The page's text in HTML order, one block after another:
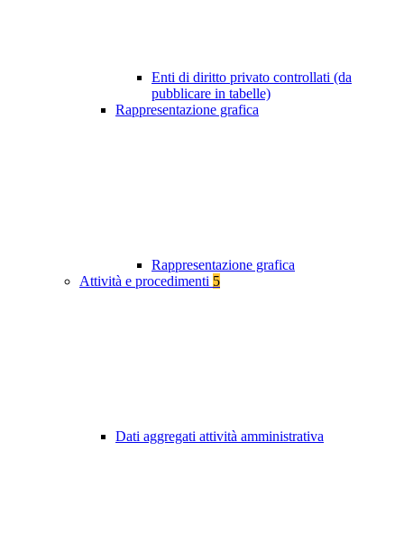
Enti di diritto privato controllati (da
pubblicare in tabelle)
Rappresentazione grafica
Rappresentazione grafica
Attività e procedimenti 5
Dati aggregati attività amministrativa